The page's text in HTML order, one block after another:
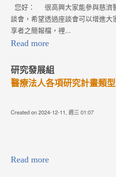
您好： 很高興大家能參與慈濟
談會，希望透過座談會可以增進
享者之簡報檔，裡...
Read more
研究發展組
醫療法人各項研究計畫類型
Created on 2024-12-11, 週三 01:07
Read more